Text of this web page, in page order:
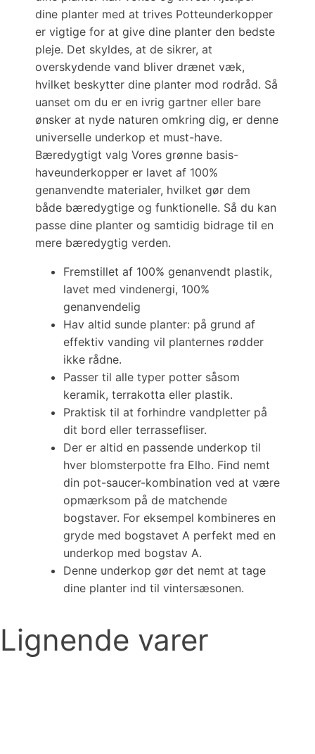
dine planter med at trives Potteunderkopper
er vigtige for at give dine planter den bedste
pleje. Det skyldes, at de sikrer, at
overskydende vand bliver drænet væk,
hvilket beskytter dine planter mod rodråd. Så
uanset om du er en ivrig gartner eller bare
ønsker at nyde naturen omkring dig, er denne
universelle underkop et must-have.
Bæredygtigt valg Vores grønne basis-
haveunderkopper er lavet af 100%
genanvendte materialer, hvilket gør dem
både bæredygtige og funktionelle. Så du kan
passe dine planter og samtidig bidrage til en
mere bæredygtig verden.
Fremstillet af 100% genanvendt plastik,
lavet med vindenergi, 100%
genanvendelig
Hav altid sunde planter: på grund af
effektiv vanding vil planternes rødder
ikke rådne.
Passer til alle typer potter såsom
keramik, terrakotta eller plastik.
Praktisk til at forhindre vandpletter på
dit bord eller terrassefliser.
Der er altid en passende underkop til
hver blomsterpotte fra Elho. Find nemt
din pot-saucer-kombination ved at være
opmærksom på de matchende
bogstaver. For eksempel kombineres en
gryde med bogstavet A perfekt med en
underkop med bogstav A.
Denne underkop gør det nemt at tage
dine planter ind til vintersæsonen.
Lignende varer